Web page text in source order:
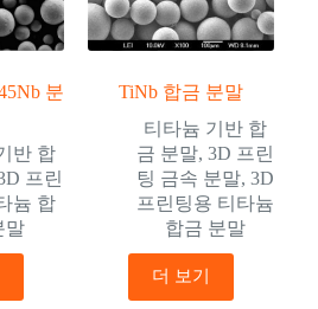
분
반 합
프린
늄 합
말
TiNb 합금 분말
티타늄 기반 합
금 분말, 3D 프린
팅 금속 분말, 3D
프린팅용 티타늄
합금 분말
더 보기